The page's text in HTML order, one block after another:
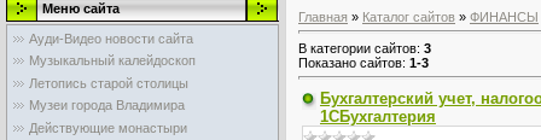
Меню сайта
Ауди-Видео новости сайта
Музыкальный калейдоскоп
Летопись старой столицы
Музеи города Владимира
Действующие монастыри
Главная » Каталог сайтов » ФИНАНСЫ
В категории сайтов: 3
Показано сайтов: 1-3
Бухгалтерский учет,
1СБухгалтерия